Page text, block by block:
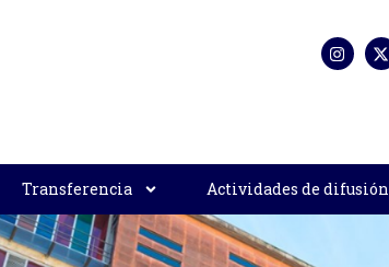
Transferencia Actividades de difusión